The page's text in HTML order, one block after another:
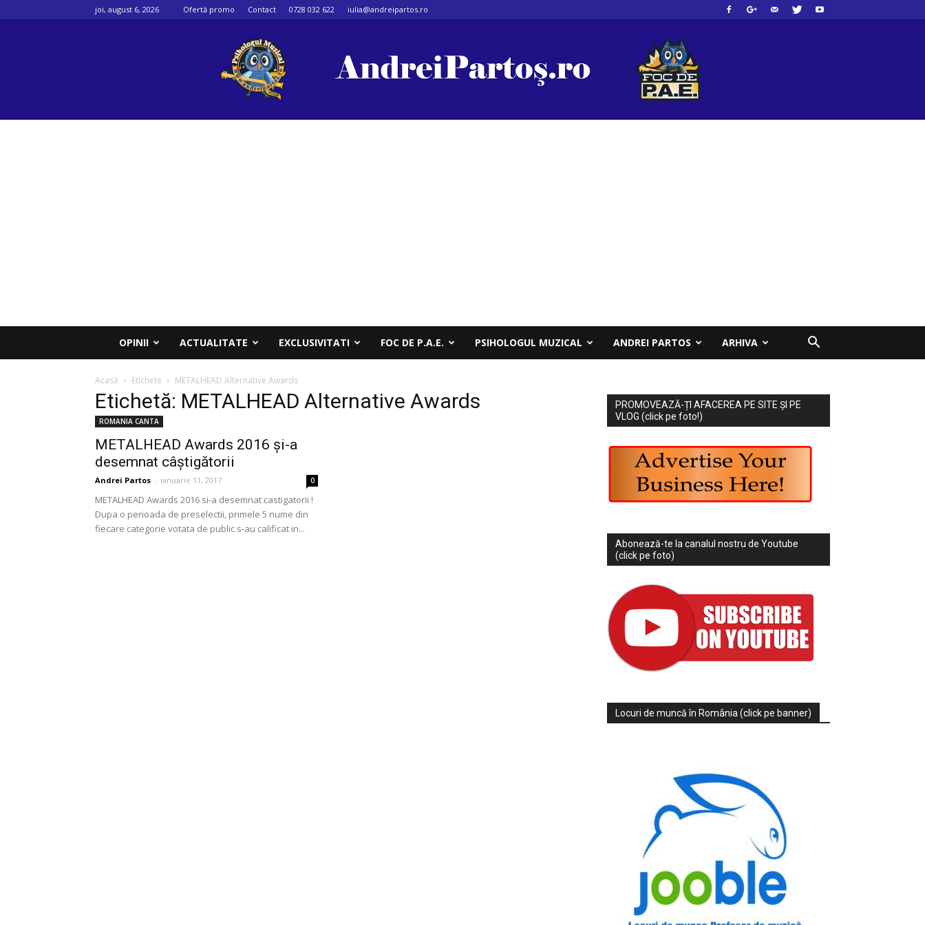
joi, august 6, 2026 Ofertă promo Contact 0728 032 622 iulia@andreipartos.ro
OPINII ACTUALITATE EXCLUSIVITATI FOC DE P.A.E. PSIHOLOGUL MUZICAL ANDREI PARTOS ARHIVA
Acasă Etichete METALHEAD Alternative Awards
Etichetă: METALHEAD Alternative Awards
ROMANIA CANTA
METALHEAD Awards 2016 și-a
desemnat câștigătorii
Andrei Partos - ianuarie 11, 2017 0
METALHEAD Awards 2016 si-a desemnat castigatorii !
Dupa o perioada de preselectii, primele 5 nume din
fiecare categorie votata de public s-au calificat in...
PROMOVEAZĂ-ȚI AFACEREA PE SITE ȘI PE
VLOG (click pe foto!)
Abonează-te la canalul nostru de Youtube
(click pe foto)
Locuri de muncă în România (click pe banner)